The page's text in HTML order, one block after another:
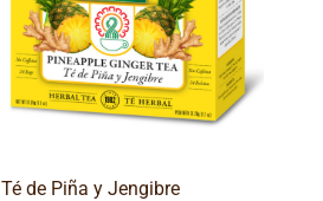
Té de Piña y Jengibre